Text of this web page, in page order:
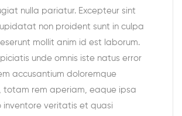
nulla pariatur. Excepteur sint
non proident sunt in culpa
mollit anim id est laborum.
unde omnis iste natus error
accusantium doloremque
totam rem aperiam, eaque ipsa
inventore veritatis et quasi